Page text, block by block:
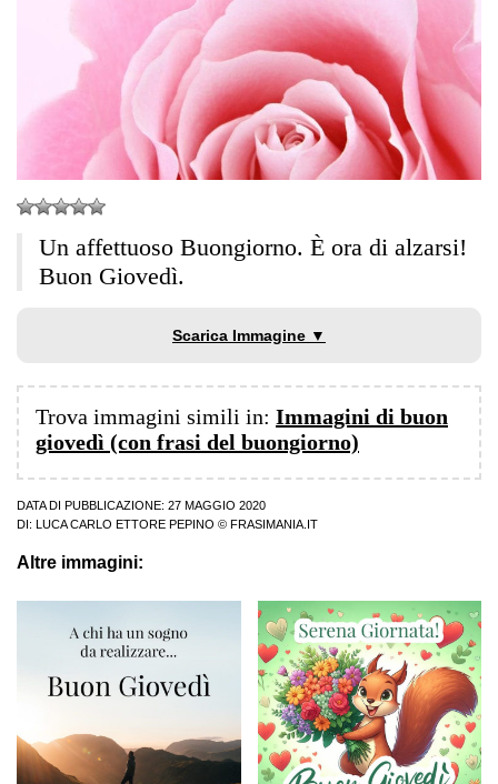
Un affettuoso Buongiorno. È ora di alzarsi!
Buon Giovedì.
Scarica Immagine ▼
Trova immagini simili in: Immagini di buon
giovedì (con frasi del buongiorno)
DATA DI PUBBLICAZIONE: 27 MAGGIO 2020
DI:
LUCA CARLO ETTORE PEPINO © FRASIMANIA.IT
Altre immagini: